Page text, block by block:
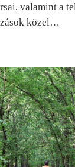
valamint a
közel…